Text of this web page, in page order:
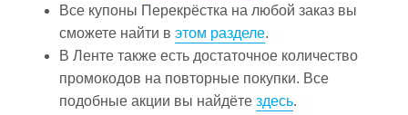
Все купоны Перекрёстка на любой заказ вы
сможете найти в этом разделе.
В Ленте также есть достаточное количество
промокодов на повторные покупки. Все
подобные акции вы найдёте здесь.